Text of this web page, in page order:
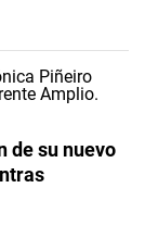
de su nuevo